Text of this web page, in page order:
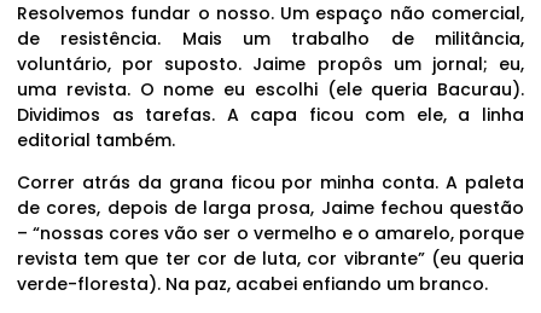
Resolvemos fundar o nosso. Um espaço não comercial,
de resistência. Mais um trabalho de militância,
voluntário, por suposto. Jaime propôs um jornal; eu,
uma revista. O nome eu escolhi (ele queria Bacurau).
Dividimos as tarefas. A capa ficou com ele, a linha
editorial também.
Correr atrás da grana ficou por minha conta. A paleta
de cores, depois de larga prosa, Jaime fechou questão
– “nossas cores vão ser o vermelho e o amarelo, porque
revista tem que ter cor de luta, cor vibrante” (eu queria
verde-floresta). Na paz, acabei enfiando um branco.